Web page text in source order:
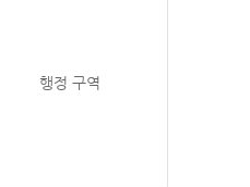
행정 구역